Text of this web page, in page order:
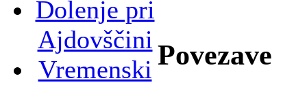
Dolenje pri
Ajdovščini
Vremenski Povezave